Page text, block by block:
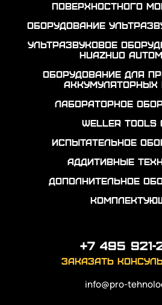
поверхностного
Оборудование
Ультразвуковое
Huazhuo
Оборудование для
аккумуляторных
Лабораторное
Weller Tools
Испытательное
Аддитивные
Дополнительное
+7 495 921-
заказать
info@pro-